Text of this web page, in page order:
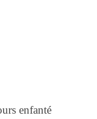
enfanté